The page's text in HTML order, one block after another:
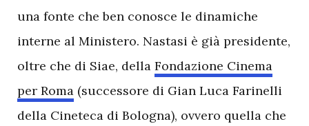
una fonte che ben conosce le dinamiche
interne al Ministero. Nastasi è già presidente,
oltre che di Siae, della Fondazione Cinema
per Roma (successore di Gian Luca Farinelli
della Cineteca di Bologna), ovvero quella che